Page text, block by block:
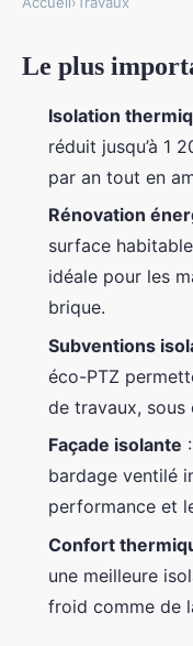
l'isolation
Auberte•16/06/2026
Le plus
Isolation
réduit jusqu’à 1
par an tout en
Rénovation
surface
idéale pour les
brique.
Subventions
éco-PTZ
de travaux, sous
Façade isolante
bardage ventilé
performance et
Confort
une meilleure
froid comme de